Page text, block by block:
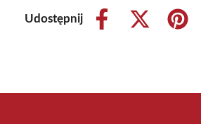
Udostępnij
Share
Share
Share